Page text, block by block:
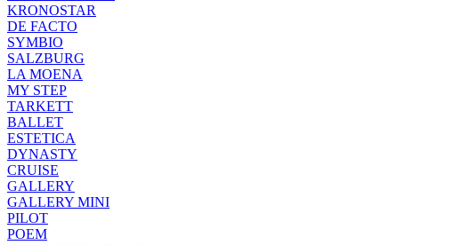
KRONOSTAR
DE FACTO
SYMBIO
SALZBURG
LA MOENA
MY STEP
TARKETT
BALLET
ESTETICA
DYNASTY
CRUISE
GALLERY
GALLERY MINI
PILOT
POEM